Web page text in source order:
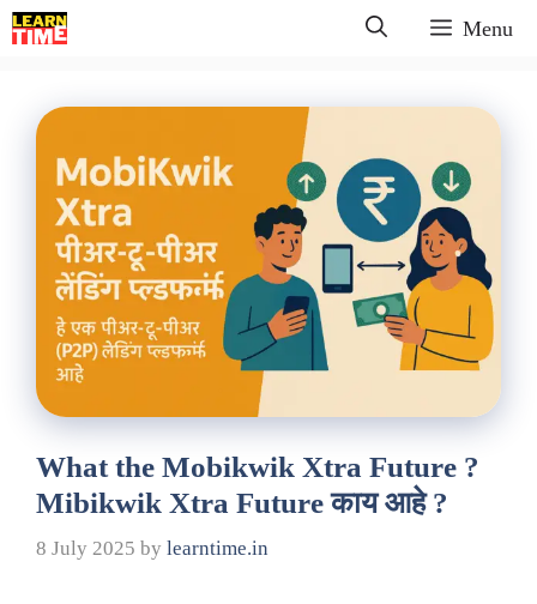
Skip
to
Menu
What the Mobikwik Xtra Future ?
Mibikwik Xtra Future काय आहे ?
8 July 2025 by learntime.in